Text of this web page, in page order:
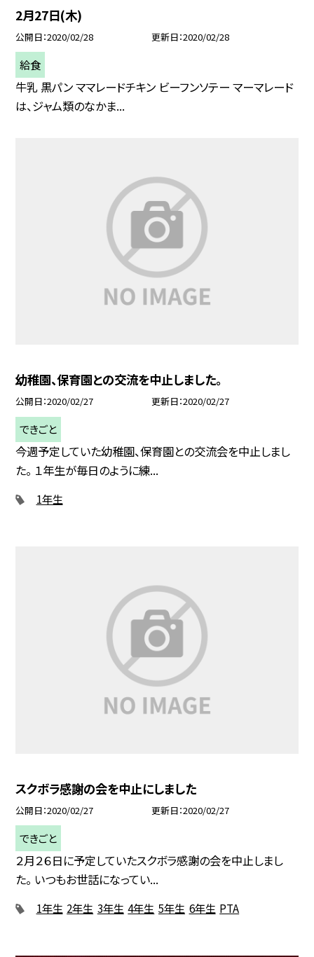
2月27日(木)
公開日 2020/02/28 更新日 2020/02/28
給食
牛乳 黒パン ママレードチキン ビーフンソテー マーマレード
は、ジャム類のなかま...
幼稚園、保育園との交流を中止しました。
公開日 2020/02/27 更新日 2020/02/27
できごと
今週予定していた幼稚園、保育園との交流会を中止しまし
た。 １年生が毎日のように練...
1年生
スクボラ感謝の会を中止にしました
公開日 2020/02/27 更新日 2020/02/27
できごと
２月２６日に予定していたスクボラ感謝の会を中止しまし
た。 いつもお世話になってい...
1年生 2年生 3年生 4年生 5年生 6年生 PTA